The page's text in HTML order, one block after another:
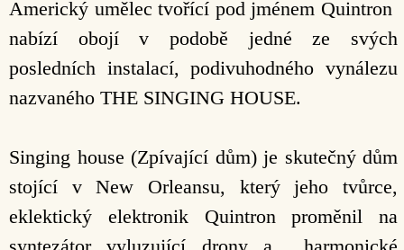
Americký umělec tvořící pod jménem Quintron
nabízí obojí v podobě jedné ze svých
posledních instalací, podivuhodného vynálezu
nazvaného THE SINGING HOUSE.
Singing house (Zpívající dům) je skutečný dům
stojící v New Orleansu, který jeho tvůrce,
eklektický elektronik Quintron proměnil na